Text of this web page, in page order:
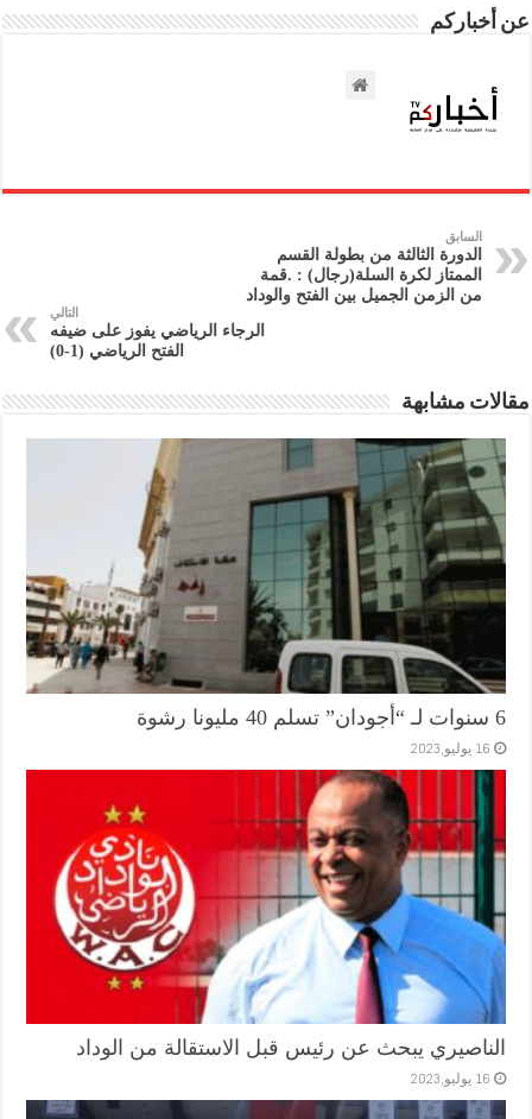
عن أخباركم
السابق
الدورة الثالثة من بطولة القسم
الممتاز لكرة السلة(رجال) : .قمة
من الزمن الجميل بين الفتح والوداد
التالي
الرجاء الرياضي يفوز على ضيفه
الفتح الرياضي (1-0)
مقالات مشابهة
6 سنوات لـ “أجودان” تسلم 40 مليونا رشوة
16 يوليو,2023
الناصيري يبحث عن رئيس قبل الاستقالة من الوداد
16 يوليو,2023